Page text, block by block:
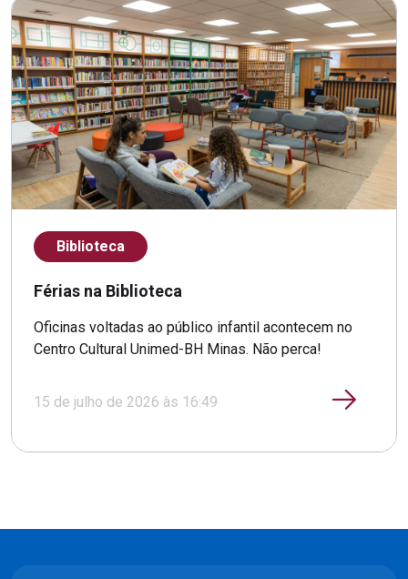
Biblioteca
Férias na Biblioteca
Oficinas voltadas ao público infantil acontecem no
Centro Cultural Unimed-BH Minas. Não perca!
15 de julho de 2026 às 16:49